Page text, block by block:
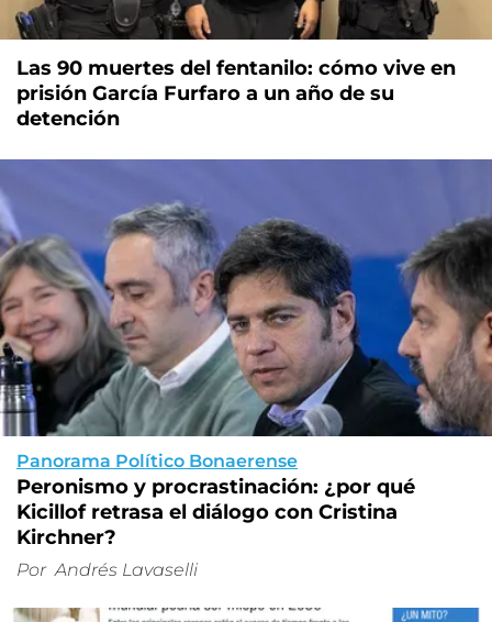
Las 90 muertes del fentanilo: cómo vive en
prisión García Furfaro a un año de su
detención
Panorama Político Bonaerense
Peronismo y procrastinación: ¿por qué
Kicillof retrasa el diálogo con Cristina
Kirchner?
Por Andrés Lavaselli